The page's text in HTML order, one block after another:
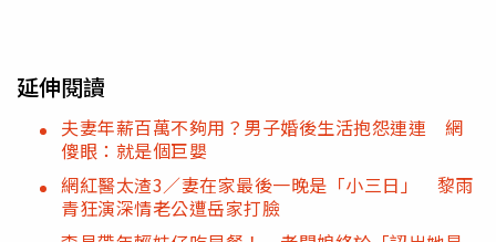
延伸閱讀
夫妻年薪百萬不夠用？男子婚後生活抱怨連連 網
傻眼：就是個巨嬰
網紅醫太渣3／妻在家最後一晚是「小三日」 黎雨
青狂演深情老公遭岳家打臉